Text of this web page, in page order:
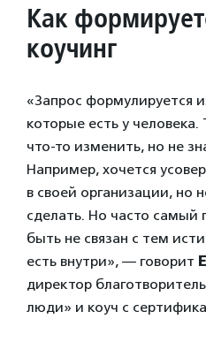
Как
коучинг
«Запрос формулируется
которые есть у
что-то изменить, но не
Например, хочется
в своей организации, но
сделать. Но часто самый
быть не связан с тем
есть внутри», — говорит
директор
люди» и коуч с